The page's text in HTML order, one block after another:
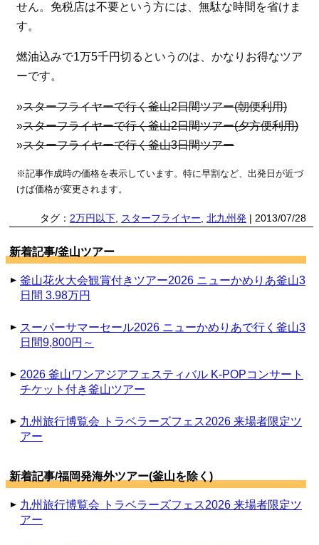
せん。免税店は不要という方には、無駄な時間を省けま
す。
燃油込みで1万5千円切るというのは、かなりお得なツア
ーです。
»スターフライヤーで行く釜山2日間ツアー(朝便利用)
»スターフライヤーで行く釜山2日間ツアー(夕方便利用)
»スターフライヤーで行く釜山3日間ツアー
※記事作成時の価格を表示しています。特に早割など、出発日が近づ
けば価格が変更されます。
タグ： 2万円以下 スターフライヤー 北九州発 | 2013/07/28
新着記事/釜山ツアー
釜山花火大会観賞付きツアー2026 ニューかめりあ釜山3
日間 3.98万円
スーパーサマーセール2026 ニューかめりあで行く釜山3
日間9,800円～
2026 釜山ワンアジアフェスティバル K-POPコンサート
チケット付き釜山ツアー
九州旅行博覧会 トラベラーズフェス2026 来場者限定ツ
アー
新着記事/福岡発海外ツアー(釜山を除く)
九州旅行博覧会 トラベラーズフェス2026 来場者限定ツ
アー